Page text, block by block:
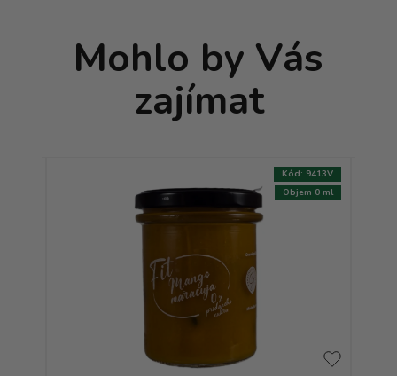
Mohlo by Vás
zajímat
Objem 0 ml
Kód: 9413V